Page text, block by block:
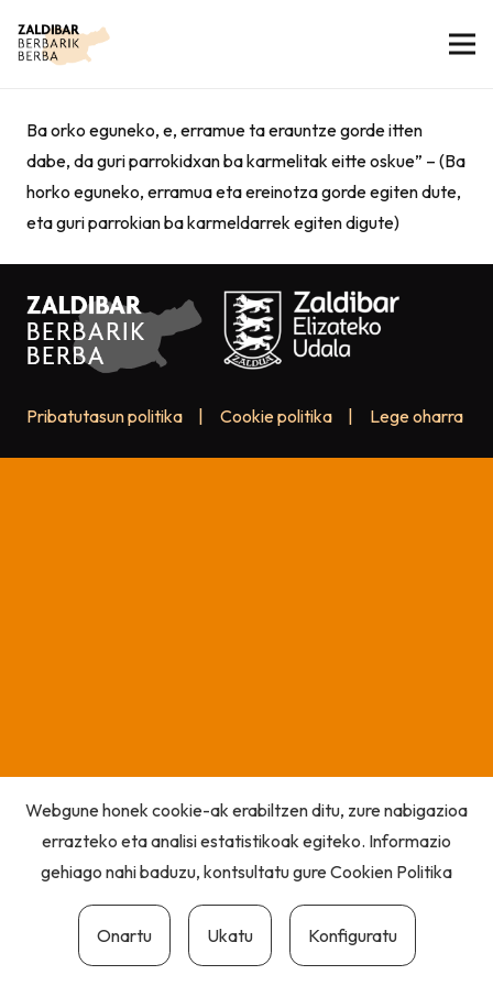
Ba orko eguneko, e, erramue ta erauntze gorde itten
dabe, da guri parrokidxan ba karmelitak eitte oskue” – (Ba
horko eguneko, erramua eta ereinotza gorde egiten dute,
eta guri parrokian ba karmeldarrek egiten digute)
Pribatutasun politika Cookie politika Lege oharra
Webgune honek cookie-ak erabiltzen ditu, zure nabigazioa
errazteko eta analisi estatistikoak egiteko. Informazio
gehiago nahi baduzu, kontsultatu gureCookien Politika
Onartu Ukatu Konfiguratu